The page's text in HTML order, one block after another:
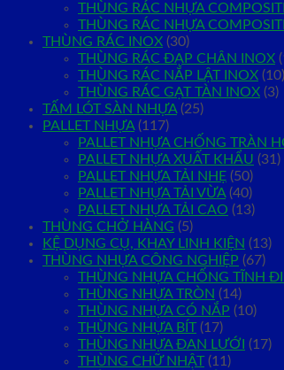
THÙNG RÁC NHỰA
THÙNG RÁC NHỰA
THÙNG RÁC INOX (30)
THÙNG RÁC ĐẠP CHÂN INOX
THÙNG RÁC NẮP LẬT INOX (10)
THÙNG RÁC GẠT TÀN INOX (3)
TẤM LÓT SÀN NHỰA (25)
PALLET NHỰA (117)
PALLET NHỰA CHỐNG TRÀN
PALLET NHỰA XUẤT KHẨU (31)
PALLET NHỰA TẢI NHẸ (50)
PALLET NHỰA TẢI VỪA (40)
PALLET NHỰA TẢI CAO (13)
THÙNG CHỞ HÀNG (5)
KỆ DỤNG CỤ, KHAY LINH KIỆN (13)
THÙNG NHỰA CÔNG NGHIỆP (67)
THÙNG NHỰA CHỐNG TĨNH
THÙNG NHỰA TRÒN (14)
THÙNG NHỰA CÓ NẮP (10)
THÙNG NHỰA BÍT (17)
THÙNG NHỰA ĐAN LƯỚI
(17)
THÙNG CHỮ NHẬT (11)